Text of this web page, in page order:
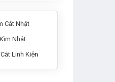
Cắt Nhật
Nhật
Linh Kiện